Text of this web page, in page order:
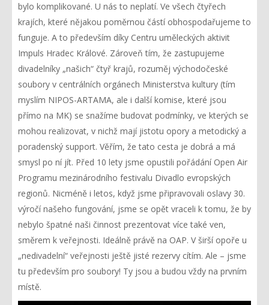
bylo komplikované. U nás to neplatí. Ve všech čtyřech
krajích, které nějakou poměrnou částí obhospodařujeme to
funguje. A to především díky Centru uměleckých aktivit
Impuls Hradec Králové. Zároveň tím, že zastupujeme
divadelníky „našich“ čtyř krajů, rozuměj východočeské
soubory v centrálních orgánech Ministerstva kultury (tím
myslím NIPOS-ARTAMA, ale i další komise, které jsou
přímo na MK) se snažíme budovat podmínky, ve kterých se
mohou realizovat, v nichž mají jistotu opory a metodický a
poradenský support. Věřím, že tato cesta je dobrá a má
smysl po ní jít. Před 10 lety jsme opustili pořádání Open Air
Programu mezinárodního festivalu Divadlo evropských
regionů. Nicméně i letos, když jsme připravovali oslavy 30.
výročí našeho fungování, jsme se opět vraceli k tomu, že by
nebylo špatné naši činnost prezentovat více také ven,
směrem k veřejnosti. Ideálně právě na OAP. V širší opoře u
„nedivadelní“ veřejnosti ještě jisté rezervy cítím. Ale – jsme
tu především pro soubory! Ty jsou a budou vždy na prvním
místě.